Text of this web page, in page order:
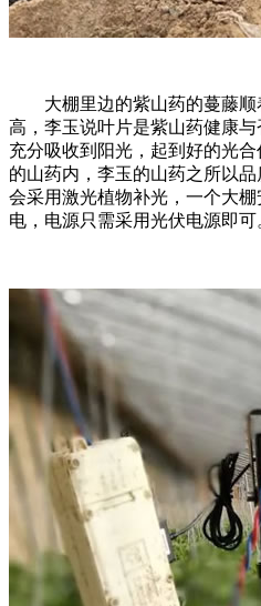
大棚里边的紫山药的蔓藤顺
高，李玉说叶片是紫山药健康
充分吸收到阳光，起到好的光
的山药内，李玉的山药之所以
会采用激光植物补光，一个大
电，电源只需采用光伏电源即可